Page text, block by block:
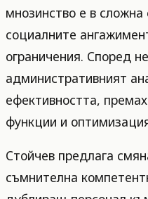
мнозинство е в
социалните
ограничения. Според
административният
ефективността,
функции и
Стойчев предлага
съмнителна